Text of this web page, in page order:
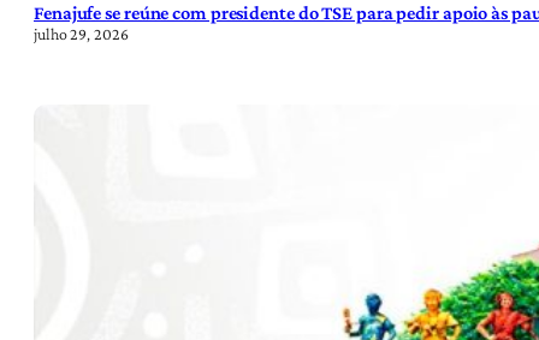
Fenajufe se reúne com presidente do TSE para pedir apoio às
julho 29, 2026